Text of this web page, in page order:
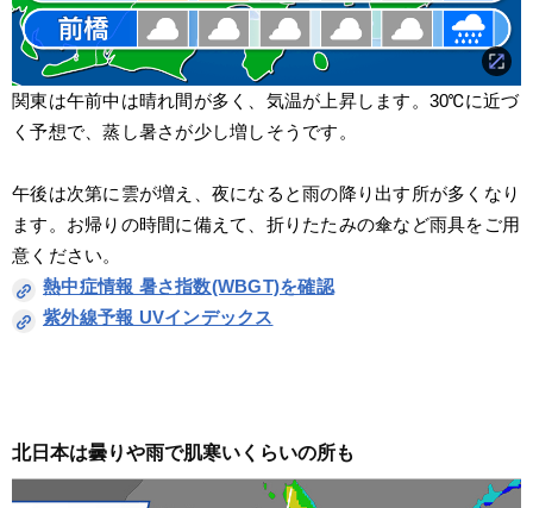
関東は午前中は晴れ間が多く、気温が上昇します。30℃に近づ
く予想で、蒸し暑さが少し増しそうです。
午後は次第に雲が増え、夜になると雨の降り出す所が多くなり
ます。お帰りの時間に備えて、折りたたみの傘など雨具をご用
意ください。
熱中症情報 暑さ指数(WBGT)を確認
紫外線予報 UVインデックス
北日本は曇りや雨で肌寒いくらいの所も